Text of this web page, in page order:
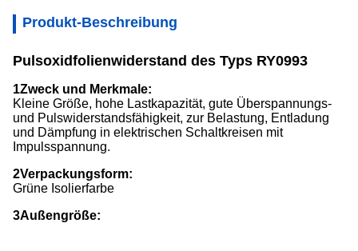
Produkt-Beschreibung
Pulsoxidfolienwiderstand des Typs RY0993
1Zweck und Merkmale:
Kleine Größe, hohe Lastkapazität, gute Überspannungs-
und Pulswiderstandsfähigkeit, zur Belastung, Entladung
und Dämpfung in elektrischen Schaltkreisen mit
Impulsspannung.
2Verpackungsform:
Grüne Isolierfarbe
3Außengröße: